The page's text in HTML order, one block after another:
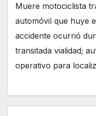
Muere motociclista
automóvil que huye
accidente ocurrió
transitada vialidad;
operativo para